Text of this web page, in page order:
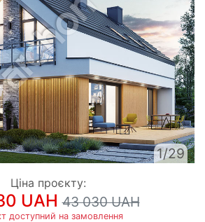
1/29
Ціна проєкту:
UAH43 030 UAH
доступний на замовлення